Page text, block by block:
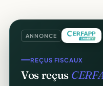
ANNONCE
REÇUS FISCAUX
Vos reçus
COLLECTE DE DONS
Collectez des